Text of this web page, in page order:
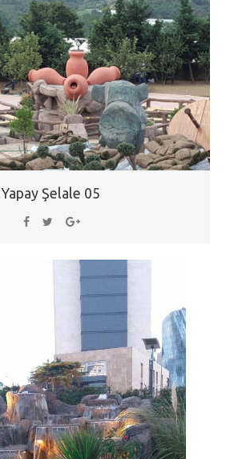
Yapay Şelale 05